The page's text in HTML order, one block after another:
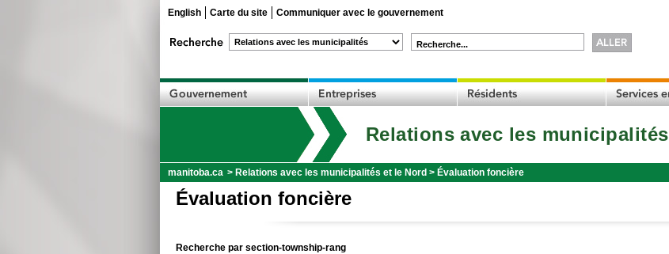
English Carte du site Communiquer avec le gouvernement
Recherche...
Relations avec les municipalités
manitoba.ca > Relations avec les municipalités et le Nord > Évaluation foncière
Évaluation foncière
Recherche par section-township-rang